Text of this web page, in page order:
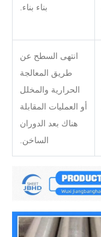
بناء بناء.
انتهى السطح عن
طريق المعالجة
الحرارية والمخلل
أو العمليات المقابلة
هناك بعد الدوران
الساخن.